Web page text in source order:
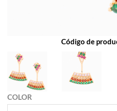
Código de
COLOR